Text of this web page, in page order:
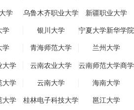
学 乌鲁木齐职业大学 新疆职业大学
学 银川大学 宁夏大学新华学院
学 青海师范大学 兰州大学
大学 云南农业大学 云南师范大学商学
院
大学 云南大学 海南大学
大学 桂林电子科技大学 邕江大学